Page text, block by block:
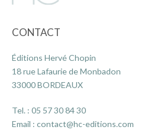
ACTUALITÉS
CONTACT
Éditions Hervé Chopin
18 rue Lafaurie de Monbadon
33000 BORDEAUX
Tel. : 05 57 30 84 30
Email : contact@hc-editions.com